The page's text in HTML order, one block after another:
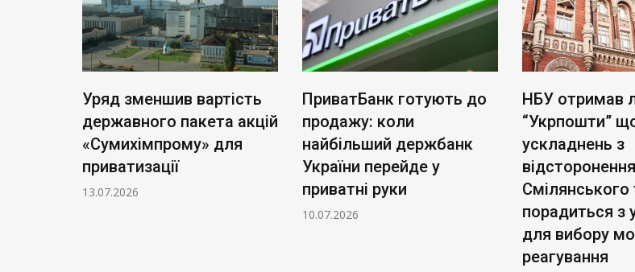
Уряд зменшив вартість
державного пакета акцій
«Сумихімпрому» для
приватизації
13.07.2026
ПриватБанк готують до
продажу: коли
найбільший держбанк
України перейде у
приватні руки
10.07.2026
НБУ отримав
“Укрпошти”
ускладнень з
відсторонення
Смілянського
порадиться з
для вибору
реагування